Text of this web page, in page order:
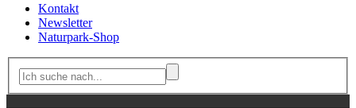
Kontakt
Newsletter
Naturpark-Shop